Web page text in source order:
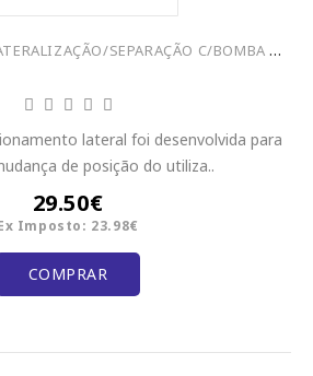
SEPARAÇÃO C/BOMBA ST390
lateral foi desenvolvida para
de posição do utiliza..
29.50€
Imposto: 23.98€
COMPRAR